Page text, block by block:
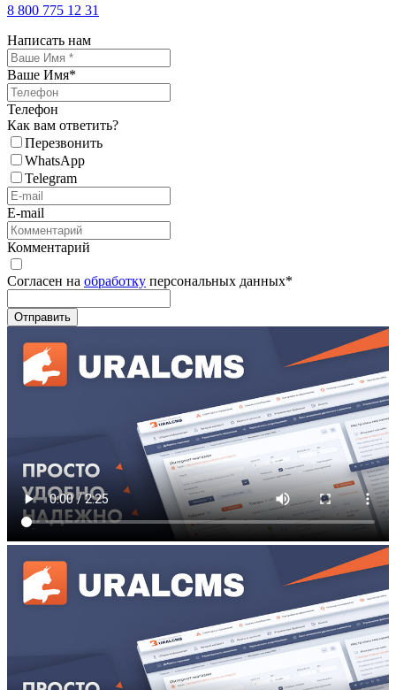
8 800 775 12 31
Написать нам
Ваше Имя*
Телефон
Как вам ответить?
Перезвонить
WhatsApp
Telegram
E-mail
Комментарий
Согласен на обработку персональных данных*